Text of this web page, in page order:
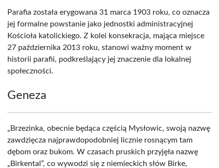
Parafia została erygowana 31 marca 1903 roku, co oznacza
jej formalne powstanie jako jednostki administracyjnej
Kościoła katolickiego. Z kolei konsekracja, mająca miejsce
27 października 2013 roku, stanowi ważny moment w
historii parafii, podkreślający jej znaczenie dla lokalnej
społeczności.
Geneza
„Brzezinka, obecnie będąca częścią Mysłowic, swoją nazwę
zawdzięcza najprawdopodobniej licznie rosnącym tam
dębom oraz bukom. W czasach pruskich przyjęła nazwę
„Birkental”, co wywodzi się z niemieckich słów Birke,